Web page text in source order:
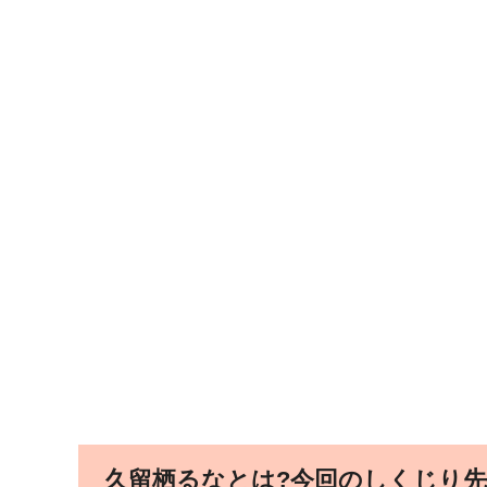
久留栖るなとは?今回のしくじり